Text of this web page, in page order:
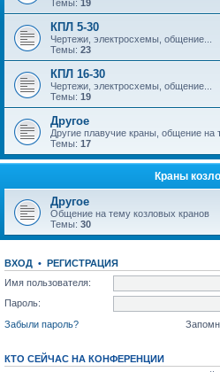
Темы: 19
КПЛ 5-30
Чертежи, электросхемы, общение...
Темы: 23
КПЛ 16-30
Чертежи, электросхемы, общение...
Темы: 19
Другое
Другие плавучие краны, общение на
Темы: 17
Краны
Другое
Общение на тему козловых кранов
Темы: 30
ВХОД • РЕГИСТРАЦИЯ
Имя пользователя:
Пароль:
Забыли пароль?
КТО СЕЙЧАС НА КОНФЕРЕНЦИИ